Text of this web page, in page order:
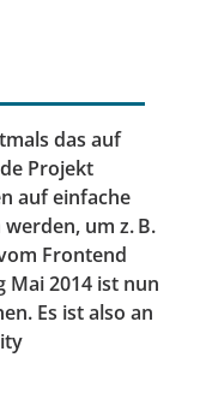
das auf
Projekt
auf einfache
um z. B.
Frontend
Mai 2014 ist nun
Es ist also an